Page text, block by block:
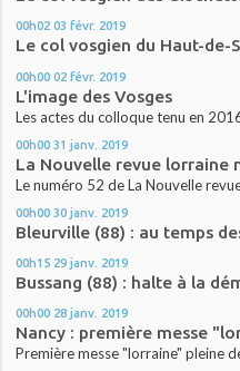
00h02 03 févr. 2019
Le col vosgien du Haut-de-
00h00 02 févr. 2019
L'image des Vosges
Les actes du colloque tenu en
00h00 31 janv. 2019
La Nouvelle revue lorraine
Le numéro 52 de La Nouvelle
00h00 30 janv. 2019
Bleurville (88) : au temps
00h15 29 janv. 2019
Bussang (88) : halte à la
00h00 28 janv. 2019
Nancy : première messe
Première messe "lorraine" pleine